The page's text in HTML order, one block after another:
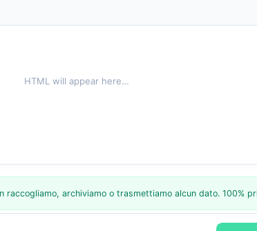
HTML will appear here…
raccogliamo, archiviamo o trasmettiamo alcun dato. 100%